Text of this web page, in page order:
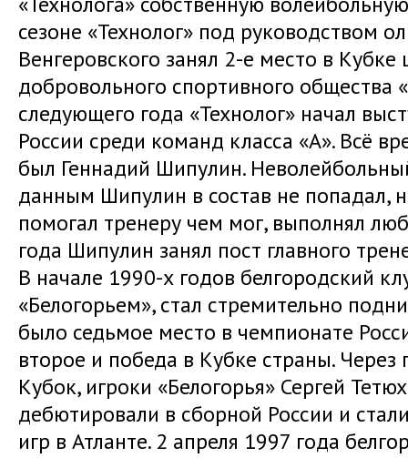
сезоне «Технолог» под руководством
Венгеровского занял 2-е место в Кубке
добровольного спортивного общества
следующего года «Технолог» начал
России среди команд класса «А». Всё
был Геннадий Шипулин.
данным Шипулин в состав не попадал,
помогал тренеру чем мог, выполнял
года Шипулин занял пост главного
В начале 1990-х годов белгородский
«Белогорьем», стал стремительно
было седьмое место в чемпионате
второе и победа в Кубке страны.
Кубок, игроки «Белогорья» Сергей
дебютировали в сборной России и
игр в Атланте. 2 апреля 1997 года